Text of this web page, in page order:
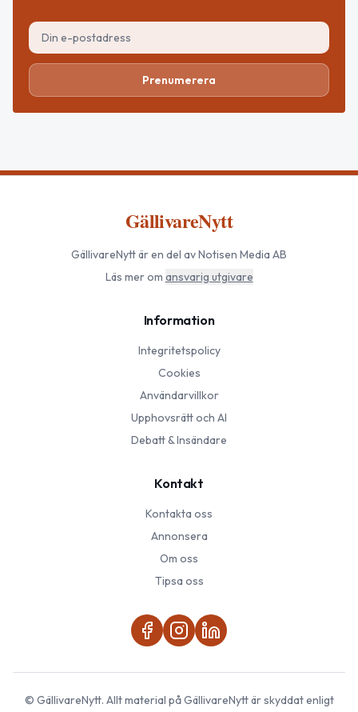
Prenumerera
GällivareNytt
GällivareNyttär en del av Notisen Media AB
Läs mer om ansvarig utgivare
Information
Integritetspolicy
Cookies
Användarvillkor
Upphovsrätt och AI
Debatt & Insändare
Kontakt
Kontakta oss
Annonsera
Om oss
Tipsa oss
© GällivareNytt. Allt material påGällivareNyttär skyddat enligt